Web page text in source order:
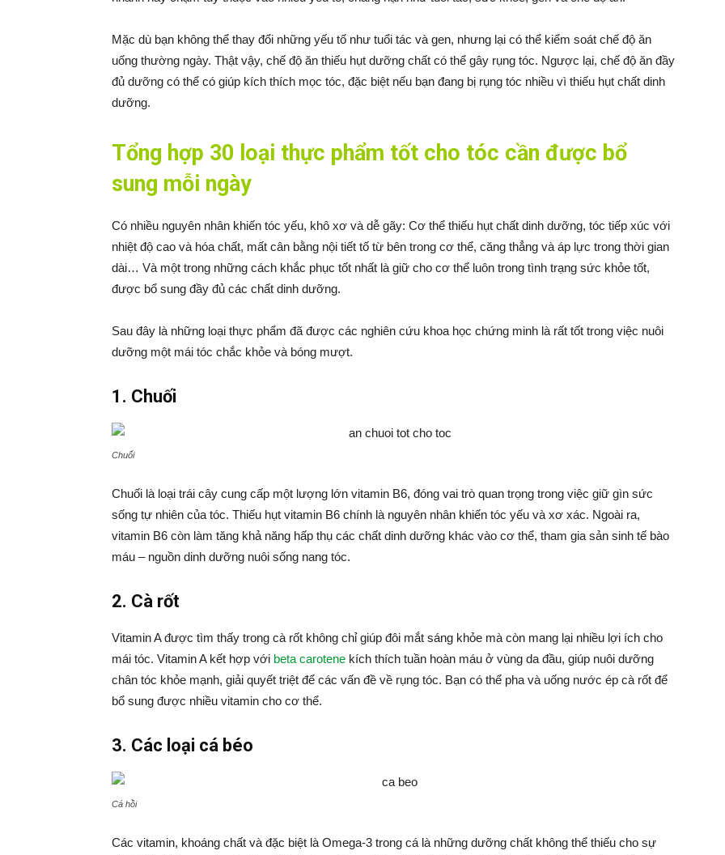
Mặc dù bạn không thể thay đổi những yếu tố như tuổi tác và gen, nhưng lại có thể kiểm soát chế độ ăn
uống thường ngày. Thật vậy, chế độ ăn thiếu hụt dưỡng chất có thể gây rụng tóc. Ngược lại, chế độ ăn đầy
đủ dưỡng có thể có giúp kích thích mọc tóc, đặc biệt nếu bạn đang bị rụng tóc nhiều vì thiếu hụt chất dinh
dưỡng.
Tổng hợp 30 loại thực phẩm tốt cho tóc cần được bổ
sung mỗi ngày
Có nhiều nguyên nhân khiến tóc yếu, khô xơ và dễ gãy: Cơ thể thiếu hụt chất dinh dưỡng, tóc tiếp xúc với
nhiệt độ cao và hóa chất, mất cân bằng nội tiết tố từ bên trong cơ thể, căng thẳng và áp lực trong thời gian
dài… Và một trong những cách khắc phục tốt nhất là giữ cho cơ thể luôn trong tình trạng sức khỏe tốt,
được bổ sung đầy đủ các chất dinh dưỡng.
Sau đây là những loại thực phẩm đã được các nghiên cứu khoa học chứng minh là rất tốt trong việc nuôi
dưỡng một mái tóc chắc khỏe và bóng mượt.
1. Chuối
Chuối
Chuối là loại trái cây cung cấp một lượng lớn vitamin B6, đóng vai trò quan trọng trong việc giữ gìn sức
sống tự nhiên của tóc. Thiếu hụt vitamin B6 chính là nguyên nhân khiến tóc yếu và xơ xác. Ngoài ra,
vitamin B6 còn làm tăng khả năng hấp thụ các chất dinh dưỡng khác vào cơ thể, tham gia sản sinh tế bào
máu – nguồn dinh dưỡng nuôi sống nang tóc.
2. Cà rốt
Vitamin A được tìm thấy trong cà rốt không chỉ giúp đôi mắt sáng khỏe mà còn mang lại nhiều lợi ích cho
mái tóc. Vitamin A kết hợp với beta carotene kích thích tuần hoàn máu ở vùng da đầu, giúp nuôi dưỡng
chân tóc khỏe mạnh, giải quyết triệt để các vấn đề về rụng tóc. Bạn có thể pha và uống nước ép cà rốt để
bổ sung được nhiều vitamin cho cơ thể.
3. Các loại cá béo
Cá hồi
Các vitamin, khoáng chất và đặc biệt là Omega-3 trong cá là những dưỡng chất không thể thiếu cho sự